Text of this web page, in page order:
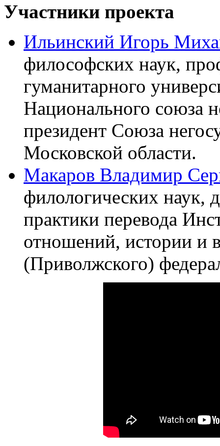
Участники проекта
Ильинский Игорь
философских наук,
гуманитарного
Национального союза
президент Союза
Московской области.
Макаров Владимир
филологических наук,
практики перевода
отношений, истории и
(Приволжского)